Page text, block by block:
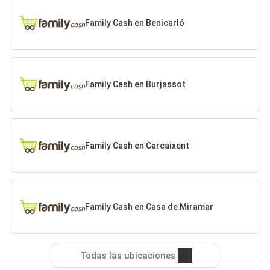
Family Cash en Benicarló
Family Cash en Burjassot
Family Cash en Carcaixent
Family Cash en Casa de Miramar
Todas las ubicaciones